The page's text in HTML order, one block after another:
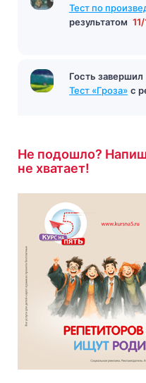
Тест по
результатом 11/
Гость завершил
Тест «Гроза» с
Не подошло?
не хватает!